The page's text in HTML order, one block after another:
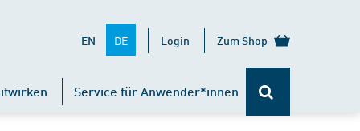
EN DE Login Zum Shop
Service für Anwender*innen